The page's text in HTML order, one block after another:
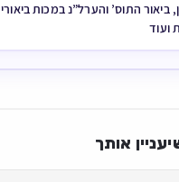
ביאור התוס’ והערל”נ במכות ביאורי
ועוד
אותך